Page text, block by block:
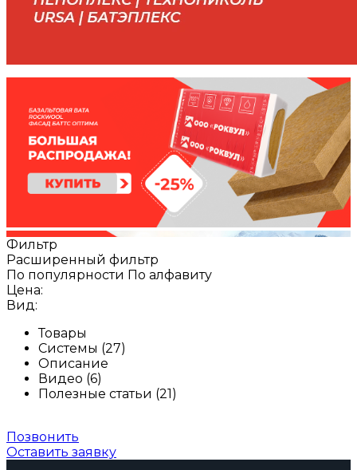
Фильтр
Расширенный фильтр
По популярности По алфавиту
Цена:
Вид:
Товары
Системы (27)
Описание
Видео (6)
Полезные статьи (21)
Позвонить
Оставить заявку